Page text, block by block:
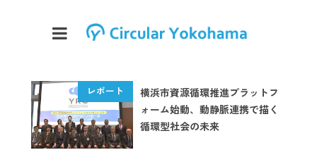
横浜市資源循環推進プラットフ
ォーム始動、動静脈連携で描く
循環型社会の未来